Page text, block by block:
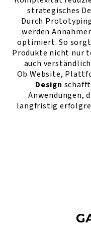
strategisches
Durch
werden
optimiert. So sorgt
Produkte nicht nur
auch
Ob Website,
Design
Anwendungen,
langfristig